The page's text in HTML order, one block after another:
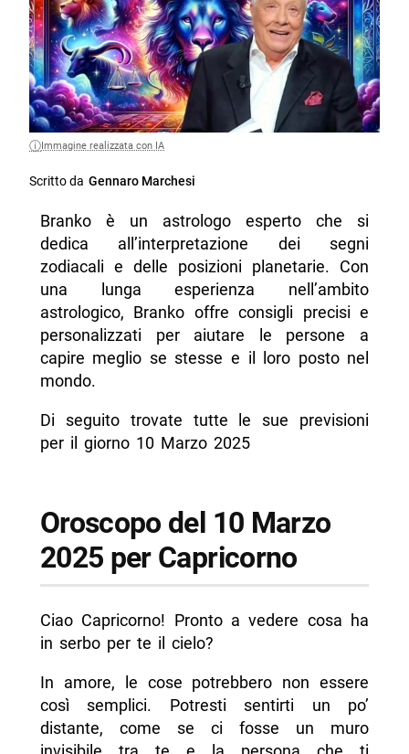
Immagine realizzata con IA
Scritto da Gennaro Marchesi
Branko è un astrologo esperto che si
dedica all’interpretazione dei segni
zodiacali e delle posizioni planetarie. Con
una lunga esperienza nell’ambito
astrologico, Branko offre consigli precisi e
personalizzati per aiutare le persone a
capire meglio se stesse e il loro posto nel
mondo.
Di seguito trovate tutte le sue previsioni
per il giorno 10 Marzo 2025
Oroscopo del 10 Marzo
2025 per Capricorno
Ciao Capricorno! Pronto a vedere cosa ha
in serbo per te il cielo?
In amore, le cose potrebbero non essere
così semplici. Potresti sentirti un po’
distante, come se ci fosse un muro